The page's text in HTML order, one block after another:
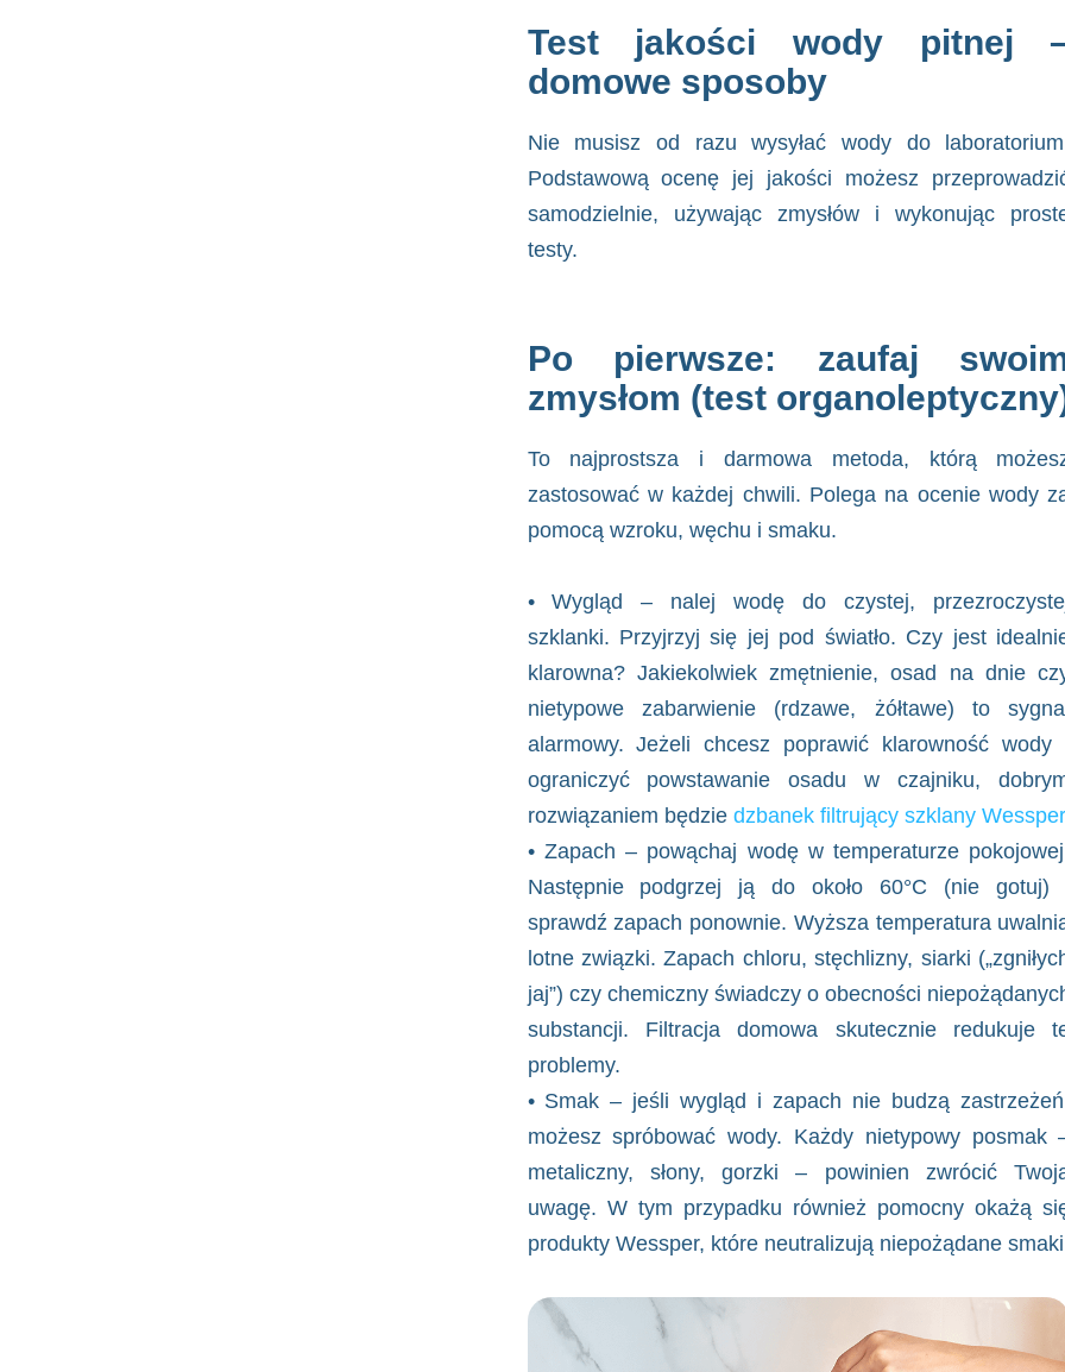
Test jakości wody pitnej
domowe sposoby
Nie musisz od razu wysyłać wody do
Podstawową ocenę jej jakości możesz
samodzielnie, używając zmysłów i wykonując
testy.
Po pierwsze: zaufaj
zmysłom (test
To najprostsza i darmowa metoda, którą
zastosować w każdej chwili. Polega na ocenie wody
pomocą wzroku, węchu i smaku.
• Wygląd – nalej wodę do czystej,
szklanki. Przyjrzyj się jej pod światło. Czy jest
klarowna? Jakiekolwiek zmętnienie, osad na dnie
nietypowe zabarwienie (rdzawe, żółtawe) to
alarmowy. Jeżeli chcesz poprawić klarowność wody
ograniczyć powstawanie osadu w czajniku,
rozwiązaniem będzie dzbanek filtrujący szklany Wessper
• Zapach – powąchaj wodę w temperaturze
Następnie podgrzej ją do około 60°C (nie gotuj)
sprawdź zapach ponownie. Wyższa temperatura
lotne związki. Zapach chloru, stęchlizny, siarki
jaj”) czy chemiczny świadczy o obecności
substancji. Filtracja domowa skutecznie redukuje
problemy.
• Smak – jeśli wygląd i zapach nie budzą
możesz spróbować wody. Każdy nietypowy posmak
metaliczny, słony, gorzki – powinien zwrócić
uwagę. W tym przypadku również pomocny okażą
produkty Wessper, które neutralizują niepożądane